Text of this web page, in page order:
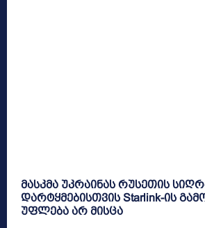
მასკმა უკრაინას რუსეთის
დარტყმებისთვის Starlink-ის
უფლება არ მისცა